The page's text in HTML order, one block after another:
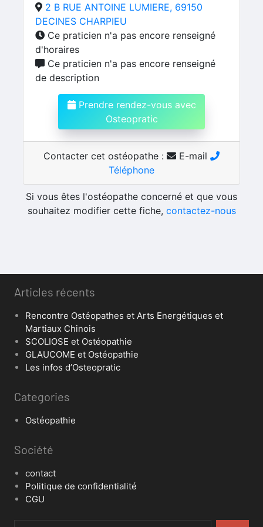
2 B RUE ANTOINE LUMIERE, 69150
DECINES CHARPIEU
Ce praticien n'a pas encore renseigné
d'horaires
Ce praticien n'a pas encore renseigné
de description
Prendre rendez-vous avec
Osteopratic
Contacter cet ostéopathe :
E-mail
Téléphone
Si vous êtes l'ostéopathe concerné et que vous
souhaitez modifier cette fiche, contactez-nous
Articles récents
Rencontre Ostéopathes et Arts Energétiques et
Martiaux Chinois
SCOLIOSE et Ostéopathie
GLAUCOME et Ostéopathie
Les infos d’Osteopratic
Categories
Ostéopathie
Société
contact
Politique de confidentialité
CGU